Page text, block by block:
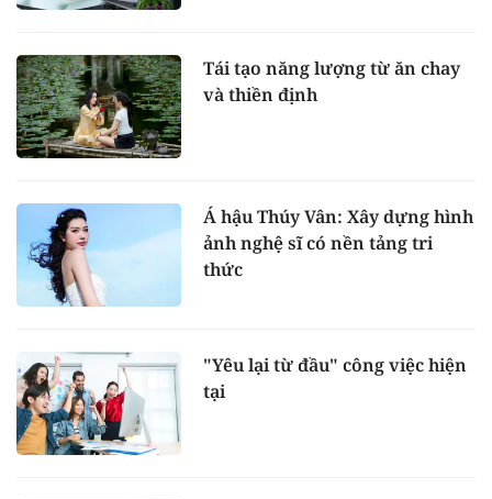
Tái tạo năng lượng từ ăn chay
và thiền định
Á hậu Thúy Vân: Xây dựng hình
ảnh nghệ sĩ có nền tảng tri
thức
"Yêu lại từ đầu" công việc hiện
tại